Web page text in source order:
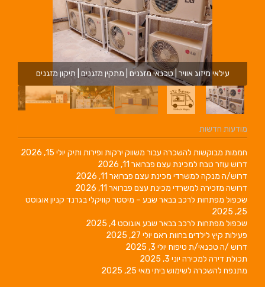
עילאי מיזוג אוויר | טכנאי מזגנים | מתקין מזגנים | תיקון מזגנים
מודעות חדשות
חממות מבוקשות להשכרה עבור משווק ירקות ופירות ותיק יולי 15, 2026
דרוש עוזר טבח למכינת עצם פברואר 11, 2026
דרוש/ה מנקה למשרדי מכינת עצם פברואר 11, 2026
דרושה מזכירה למשרדי מכינת עצם פברואר 11, 2026
שכפול מפתחות לרכב בבאר שבע – מיסטר קוויקלי בגרנד קניוןאוגוסט
25, 2025
שכפול מפתחות לרכב בבאר שבעאוגוסט 4, 2025
פעילות קיץ לילדים בחוות ראם יולי 27, 2025
דרוש /ה טכנאי/ת טיפוח יולי 3, 2025
תכולת דירה למכירה יוני 3, 2025
מתנפח להשכרה לשימוש ביתי מאי 25, 2025